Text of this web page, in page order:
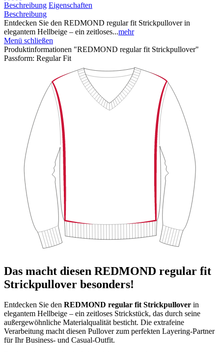
Beschreibung Eigenschaften
Beschreibung
Entdecken Sie den REDMOND regular fit Strickpullover in
elegantem Hellbeige – ein zeitloses...mehr
Menü schließen
Produktinformationen "REDMOND regular fit Strickpullover"
Passform: Regular Fit
Das macht diesen REDMOND regular fit
Strickpullover besonders!
Entdecken Sie den REDMOND regular fit Strickpullover in
elegantem Hellbeige – ein zeitloses Strickstück, das durch seine
außergewöhnliche Materialqualität besticht. Die extrafeine
Verarbeitung macht diesen Pullover zum perfekten Layering-Partner
für Ihr Business- und Casual-Outfit.